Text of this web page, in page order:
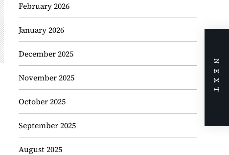
February 2026
January 2026
December 2025
November 2025
October 2025
September 2025
August 2025
NEXT